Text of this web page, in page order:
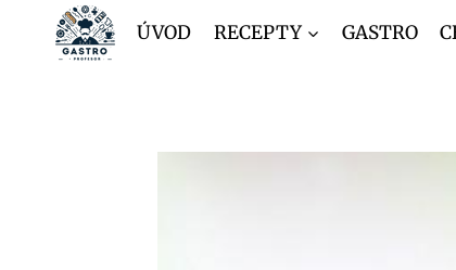
Přeskočit
ÚVOD RECEPTY GASTRO